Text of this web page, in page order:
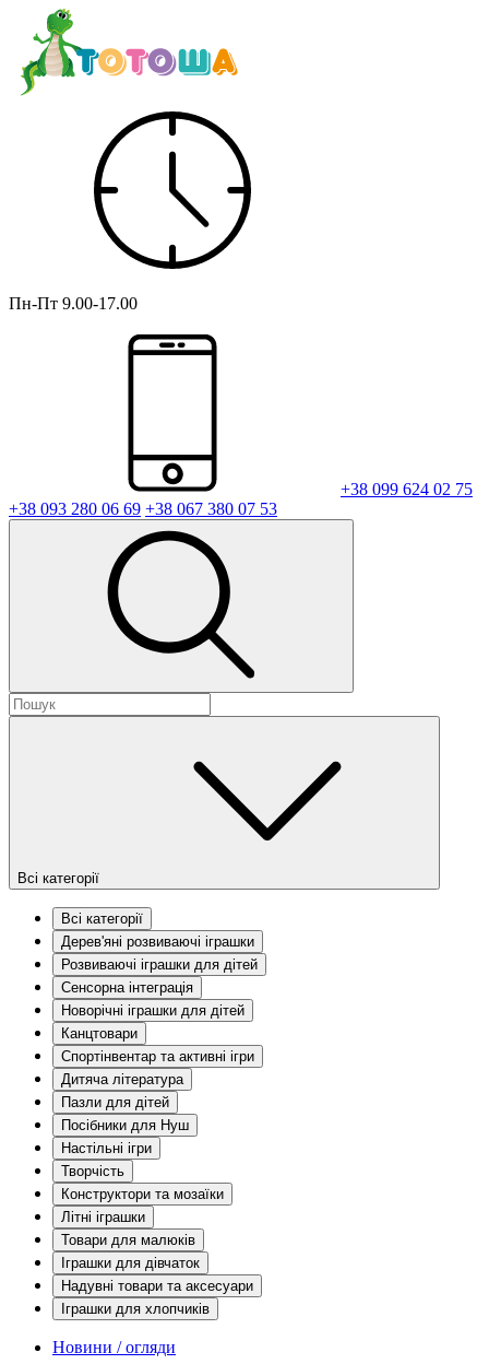
Пн-Пт 9.00-17.00
+38 099 624 02 75
+38 093 280 06 69 +38 067 380 07 53
Всі категорії
Всі категорії
Дерев'яні розвиваючі іграшки
Розвиваючі іграшки для дітей
Сенсорна інтеграція
Новорічні іграшки для дітей
Канцтовари
Спортінвентар та активні ігри
Дитяча література
Пазли для дітей
Посібники для Нуш
Настільні ігри
Творчість
Конструктори та мозаїки
Літні іграшки
Товари для малюків
Іграшки для дівчаток
Надувні товари та аксесуари
Іграшки для хлопчиків
Новини / огляди